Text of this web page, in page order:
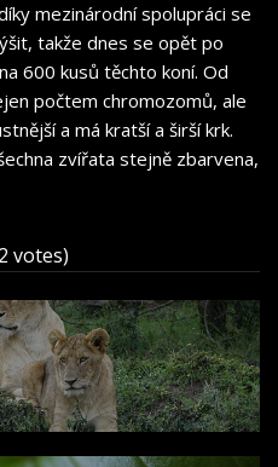
mezinárodní spolupráci se
takže dnes se opět po
600 kusů těchto koní. Od
počtem chromozomů, ale
a má kratší a širší krk.
zvířata stejně zbarvena,
votes)